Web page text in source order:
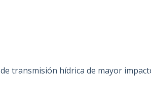
transmisión hídrica de mayor